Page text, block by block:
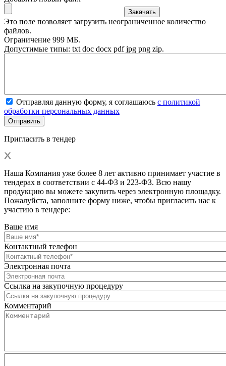
Это поле позволяет загрузить неограниченное количество
файлов.
Ограничение 999 МБ.
Допустимые типы: txt doc docx pdf jpg png zip.
Отправляя данную форму, я соглашаюсь с политикой
обработки персональных данных
Пригласить в тендер
Наша Компания уже более 8 лет активно принимает участие в
тендерах в соответствии с 44-ФЗ и 223-ФЗ. Всю нашу
продукцию вы можете закупить через электронную площадку.
Пожалуйста, заполните форму ниже, чтобы пригласить нас к
участию в тендере:
Ваше имя
Контактный телефон
Электронная почта
Ссылка на закупочную процедуру
Комментарий